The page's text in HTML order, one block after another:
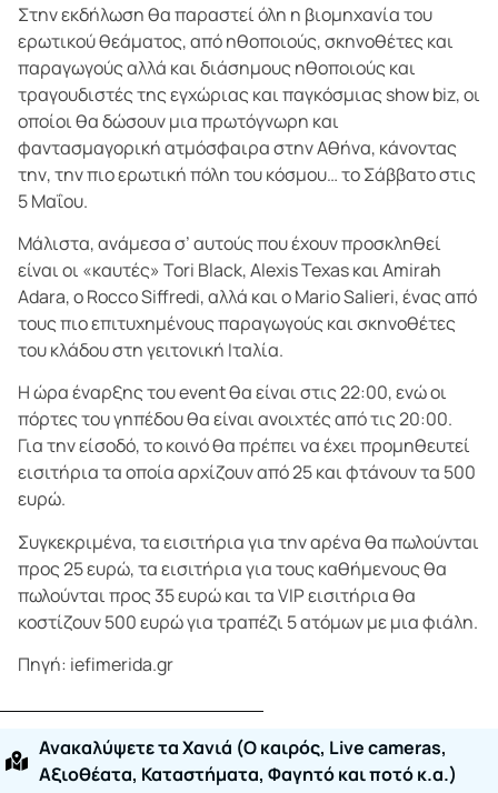
Στην εκδήλωση θα παραστεί όλη η βιομηχανία του
ερωτικού θεάματος, από ηθοποιούς, σκηνοθέτες και
παραγωγούς αλλά και διάσημους ηθοποιούς και
τραγουδιστές της εγχώριας και παγκόσμιας show biz, οι
οποίοι θα δώσουν μια πρωτόγνωρη και
φαντασμαγορική ατμόσφαιρα στην Αθήνα, κάνοντας
την, την πιο ερωτική πόλη του κόσμου… το Σάββατο στις
5 Μαΐου.
Μάλιστα, ανάμεσα σ’ αυτούς που έχουν προσκληθεί
είναι οι «καυτές» Tori Black, Alexis Texas και Amirah
Adara, ο Rocco Siffredi, αλλά και ο Mario Salieri, ένας από
τους πιο επιτυχημένους παραγωγούς και σκηνοθέτες
του κλάδου στη γειτονική Ιταλία.
Η ώρα έναρξης του event θα είναι στις 22:00, ενώ οι
πόρτες του γηπέδου θα είναι ανοιχτές από τις 20:00.
Για την είσοδό, το κοινό θα πρέπει να έχει προμηθευτεί
εισιτήρια τα οποία αρχίζουν από 25 και φτάνουν τα 500
ευρώ.
Συγκεκριμένα, τα εισιτήρια για την αρένα θα πωλούνται
προς 25 ευρώ, τα εισιτήρια για τους καθήμενους θα
πωλούνται προς 35 ευρώ και τα VIP εισιτήρια θα
κοστίζουν 500 ευρώ για τραπέζι 5 ατόμων με μια φιάλη.
Πηγή: iefimerida.gr
Ανακαλύψετε τα Χανιά (O καιρός, Live cameras,
Αξιοθέατα, Καταστήματα, Φαγητό και ποτό κ.α.)